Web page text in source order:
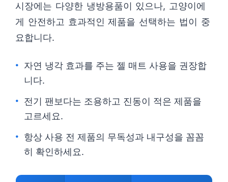
시장에는 다양한 냉방용품이 있으나, 고양이에
게 안전하고 효과적인 제품을 선택하는 법이 중
요합니다.
자연 냉각 효과를 주는 젤 매트 사용을 권장합
니다.
전기 팬보다는 조용하고 진동이 적은 제품을
고르세요.
항상 사용 전 제품의 무독성과 내구성을 꼼꼼
히 확인하세요.